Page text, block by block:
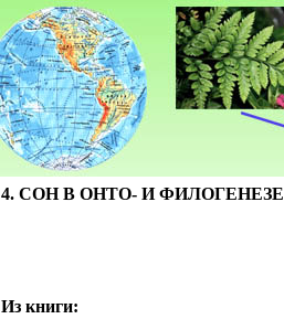
4. СОН В ОНТО- И ФИЛОГЕНЕЗЕ
Из книги: